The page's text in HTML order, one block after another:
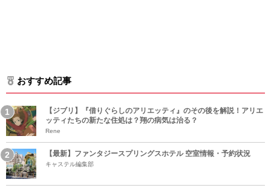
おすすめ記事
【ジブリ】『借りぐらしのアリエッティ』のその後を解説！アリエ
ッティたちの新たな住処は？翔の病気は治る？
Rene
【最新】ファンタジースプリングスホテル 空室情報・予約状況
キャステル編集部